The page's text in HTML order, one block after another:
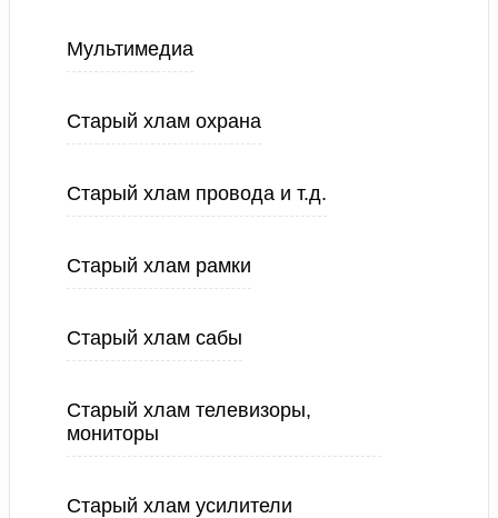
Мультимедиа
Старый хлам охрана
Старый хлам провода и т.д.
Старый хлам рамки
Старый хлам сабы
Старый хлам телевизоры,
мониторы
Старый хлам усилители